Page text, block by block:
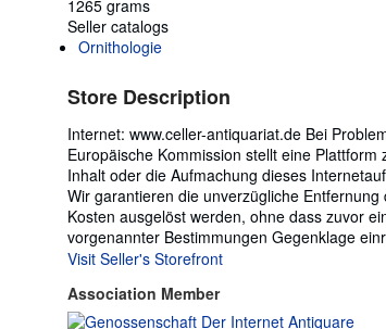
1265 grams
Seller catalogs
Ornithologie
Store Description
Internet: www.celler-antiquariat.de Bei
Europäische Kommission stellt eine
Inhalt oder die Aufmachung dieses
Wir garantieren die unverzügliche
Kosten ausgelöst werden, ohne dass zuvor
vorgenannter Bestimmungen Gegenklage
Visit Seller's Storefront
Association Member